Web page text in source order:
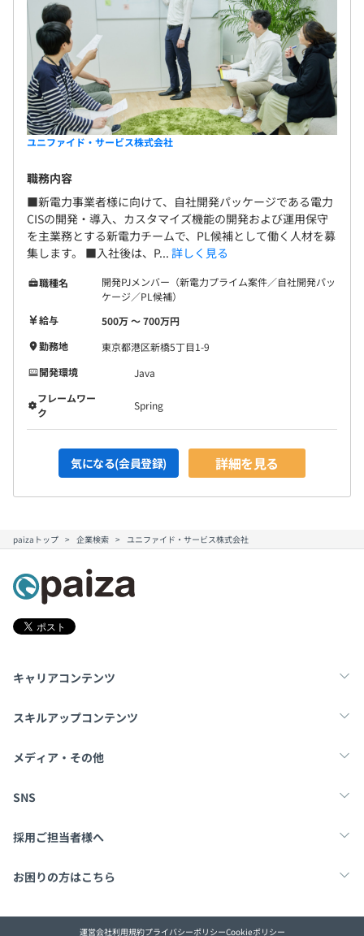
ユニファイド・サービス株式会社
職務内容
■新電力事業者様に向けて、自社開発パッケージである電力
CISの開発・導入、カスタマイズ機能の開発および運用保守
を主業務とする新電力チームで、PL候補として働く人材を募
集します。 ■入社後は、P... 詳しく見る
職種名
開発PJメンバー（新電力プライム案件／自社開発パッ
ケージ／PL候補）
給与
500万 〜 700万円
勤務地
東京都港区新橋5丁目1-9
開発環境
Java
フレームワー
ク
Spring
気になる(会員登録) 詳細を見る
paizaトップ 企業検索 ユニファイド・サービス株式会社
キャリアコンテンツ
転職・キャリア
スキルアップコンテンツ
学習
メディア・その他
Tech Team Journal
SNS
X
採用ご担当者様へ
採用・教育をお考えの企業様へ
お困りの方はこちら
paizaとは？ お問い合わせ・FAQ
運営会社利用規約プライバシーポリシーCookieポリシー